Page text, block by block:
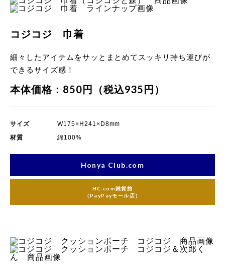
コジコジ 巾着
細々したアイテムをサッとまとめてスッキリ持ち運びが
できるサイズ感！
本体価格：850円（税込935円）
サイズ
W175×H241×D8mm
材質
綿100%
Honya Club.com
HC.com雑貨館
（PayPayモール店）